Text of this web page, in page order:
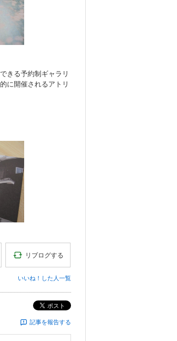
きる予約制ギャラリ
に開催されるアトリ
リブログする
いいね！した人一覧
ポスト
記事を報告する